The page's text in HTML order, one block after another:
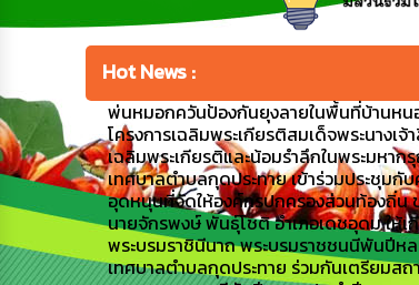
Hot News :
พ่นหมอกควันป้องกันยุงลายในพื้นที่บ้านหน
โครงการเฉลิมพระเกียรติสมเด็จพระนาง
เฉลิมพระเกียรติและน้อมรำลึกในพระมหา
เทศบาลตำบลกุดประทาย เข้าร่วมประชุมกั
อุดหนุนที่จัดให้องค์กรปกครองส่วนท้องถิ่น
นายจักรพงษ์ พันธุ์โชติ อำเภอเดชอุดม ให้เ
พระบรมราชินีนาถ พระบรมราชชนนีพันปีห
เทศบาลตำบลกุดประทาย ร่วมกันเตรียมสถ